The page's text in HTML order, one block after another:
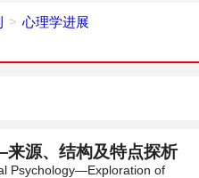
心理学进展
源、结构及特点探析
Psychology—Exploration of